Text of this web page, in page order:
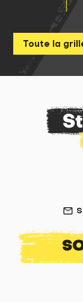
Toute la
mail_outline